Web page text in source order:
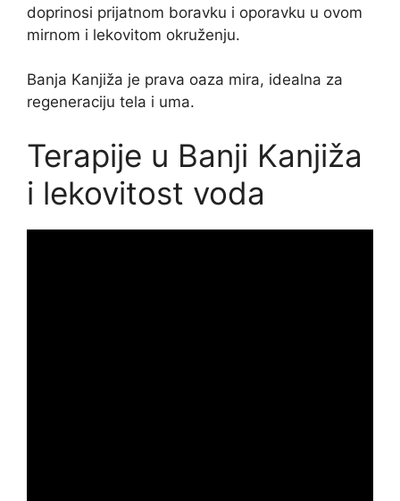
doprinosi prijatnom boravku i oporavku u ovom
mirnom i lekovitom okruženju.
Banja Kanjiža je prava oaza mira, idealna za
regeneraciju tela i uma.
Terapije u Banji Kanjiža
i lekovitost voda